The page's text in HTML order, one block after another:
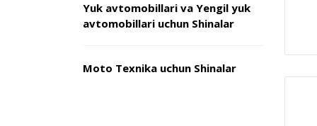
Yuk avtomobillari va Yengil yuk
avtomobillari uchun Shinalar
Moto Texnika uchun Shinalar